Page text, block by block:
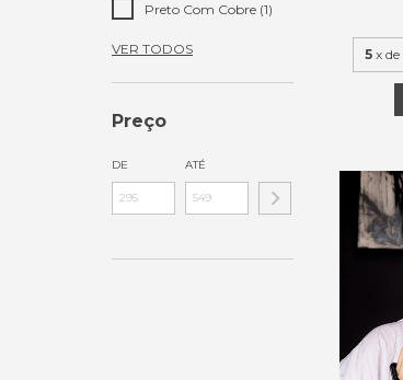
Preto Com Cobre (1)
VER TODOS
Preço
DE ATÉ
5 x de